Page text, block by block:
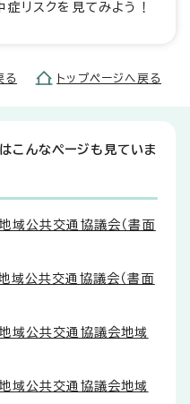
リスクを見てみよう！
る トップページへ戻る
こんなページも見ていま
域公共交通協議会（書面
公共交通協議会（書面
域公共交通協議会地域
域公共交通協議会地域